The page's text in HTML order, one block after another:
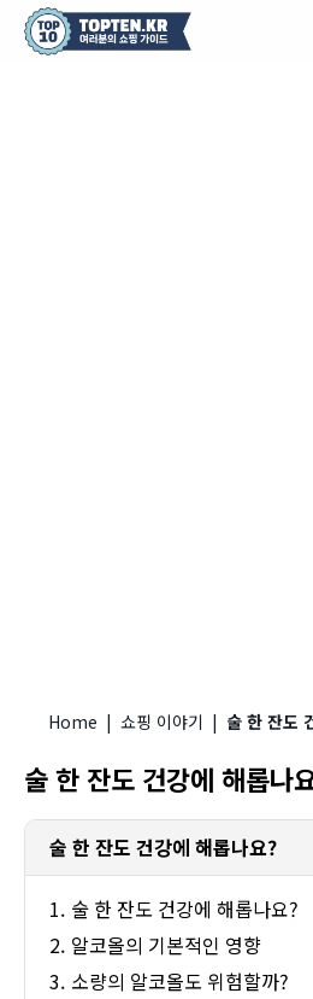
Home | 쇼핑 이야기 | 술 한 잔도
술 한 잔도 건강에 해롭나
술 한 잔도 건강에 해롭나요?
술 한 잔도 건강에 해롭나요?
알코올의 기본적인 영향
소량의 알코올도 위험할까?